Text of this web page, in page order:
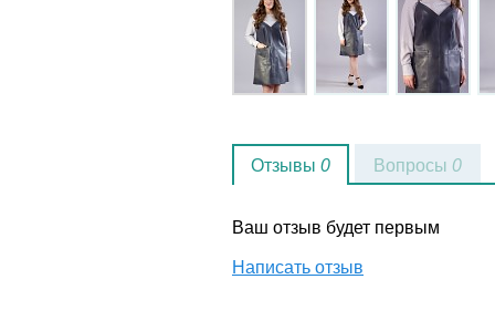
Отзывы 0
Ваш отзыв будет первым
Написать отзыв
Вопросы 0